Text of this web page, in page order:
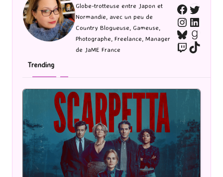
Globe-trotteuse entre Japon et
Normandie, avec un peu de
Country Blogueuse, Gameuse,
Photographe, Freelance, Manager
de JaME France
Bluesky
TwitchTikTok
Trending